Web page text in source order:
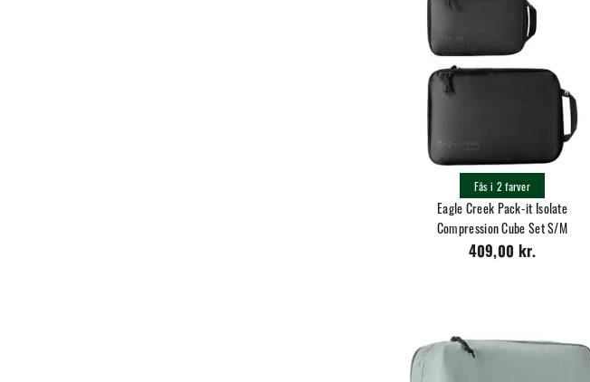
Eagle Creek Pack-it Isolate
Compression Cube Set S/M
409,00 kr.
Fås i 2 farver